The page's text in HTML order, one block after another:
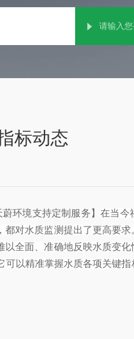
标动态
环境支持定制服务】在当今
对水质监测提出了更高要
全面、准确地反映水质变
以精准掌握水质各项关键